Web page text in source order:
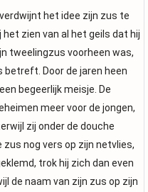
het idee zijn zus te
het zien van al het geils dat hij
tweelingzus voorheen was,
betreft. Door de jaren heen
begeerlijk meisje. De
meer voor de jongen,
zij onder de douche
nog vers op zijn netvlies,
trok hij zich dan even
de naam van zijn zus op zijn